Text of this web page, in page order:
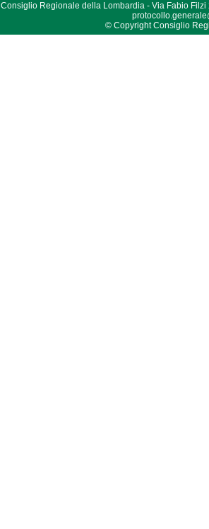
Consiglio Regionale della Lombardia - Via Fabio Filzi
© Copyright Consiglio